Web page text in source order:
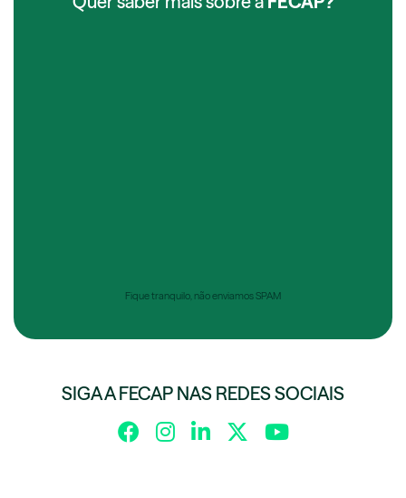
Fique tranquilo, não enviamos SPAM
SIGA A FECAP NAS REDES SOCIAIS